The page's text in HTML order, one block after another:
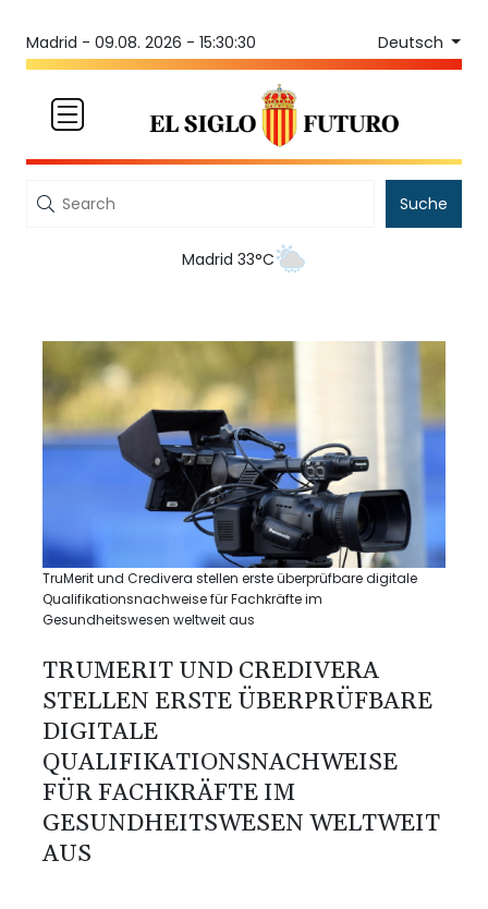
Madrid - 09.08. 2026 - 15:30:30 Deutsch
Suche
Madrid 33°C
TruMerit und Credivera stellen erste überprüfbare digitale
Qualifikationsnachweise für Fachkräfte im
Gesundheitswesen weltweit aus
TRUMERIT UND CREDIVERA
STELLEN ERSTE ÜBERPRÜFBARE
DIGITALE
QUALIFIKATIONSNACHWEISE
FÜR FACHKRÄFTE IM
GESUNDHEITSWESEN WELTWEIT
AUS